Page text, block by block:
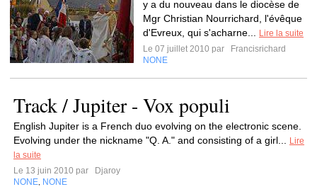
y a du nouveau dans le diocèse de
Mgr Christian Nourrichard, l'évêque
d'Evreux, qui s'acharne...
Lire la suite
Le 07 juillet 2010 par
Francisrichard
NONE
Track / Jupiter - Vox populi
English Jupiter is a French duo evolving on the electronic scene.
Evolving under the nickname "Q. A." and consisting of a girl...
Lire
la suite
Le 13 juin 2010 par
Djaroy
NONE NONE